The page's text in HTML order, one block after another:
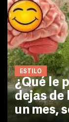
ESTILO
¿Qué le
dejas de
un mes,